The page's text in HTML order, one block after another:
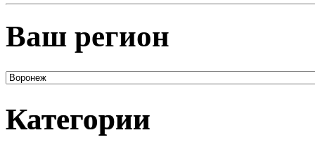
Ваш регион
Категории